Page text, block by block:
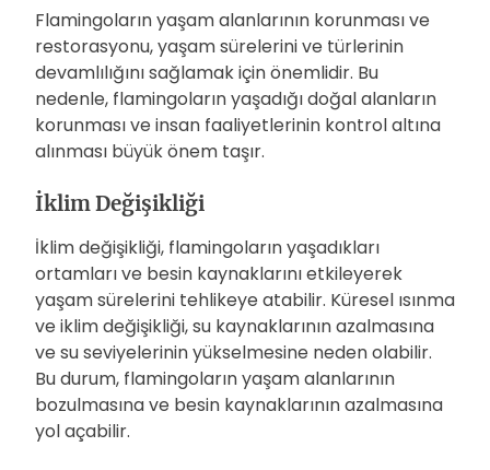
Flamingoların yaşam alanlarının korunması ve
restorasyonu, yaşam sürelerini ve türlerinin
devamlılığını sağlamak için önemlidir. Bu
nedenle, flamingoların yaşadığı doğal alanların
korunması ve insan faaliyetlerinin kontrol altına
alınması büyük önem taşır.
İklim Değişikliği
İklim değişikliği, flamingoların yaşadıkları
ortamları ve besin kaynaklarını etkileyerek
yaşam sürelerini tehlikeye atabilir. Küresel ısınma
ve iklim değişikliği, su kaynaklarının azalmasına
ve su seviyelerinin yükselmesine neden olabilir.
Bu durum, flamingoların yaşam alanlarının
bozulmasına ve besin kaynaklarının azalmasına
yol açabilir.